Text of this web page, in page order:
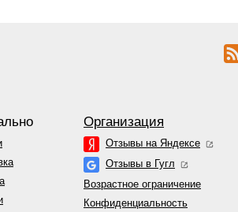
Организация
Отзывы на Яндексе
Отзывы в Гугл
Возрастное ограничение
Конфиденциальность